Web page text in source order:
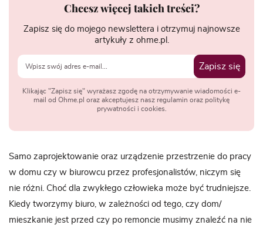
Chcesz więcej takich treści?
Zapisz się do mojego newslettera i otrzymuj najnowsze
artykuły z ohme.pl.
Zapisz się
Klikając "Zapisz się" wyrażasz zgodę na otrzymywanie wiadomości e-
mail od Ohme.pl oraz akceptujesz nasz regulamin oraz politykę
prywatności i cookies.
Samo zaprojektowanie oraz urządzenie przestrzenie do pracy
w domu czy w biurowcu przez profesjonalistów, niczym się
nie różni. Choć dla zwykłego człowieka może być trudniejsze.
Kiedy tworzymy biuro, w zależności od tego, czy dom/
mieszkanie jest przed czy po remoncie musimy znaleźć na nie